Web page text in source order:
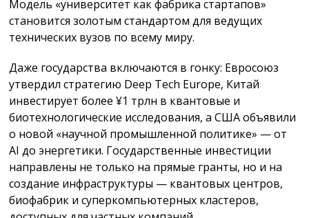
Модель «университет как фабрика стартапов»
становится золотым стандартом для ведущих
технических вузов по всему миру.
Даже государства включаются в гонку: Евросоюз
утвердил стратегию Deep Tech Europe, Китай
инвестирует более ¥1 трлн в квантовые и
биотехнологические исследования, а США объявили
о новой «научной промышленной политике» — от
AI до энергетики. Государственные инвестиции
направлены не только на прямые гранты, но и на
создание инфраструктуры — квантовых центров,
биофабрик и суперкомпьютерных кластеров,